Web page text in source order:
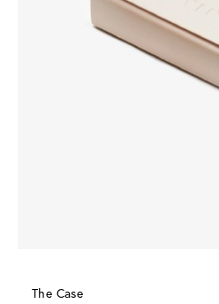
The Case